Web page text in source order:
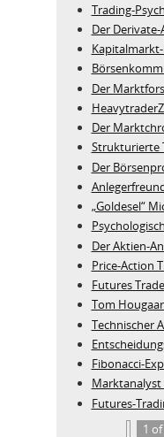
Trading-
Der
Der
Der
Strukturierte
Der
„Goldesel“
Der Aktien-
Price-Action
Futures
Tom
Technischer
Fibonacci-
Marktanalyst
Futures-
1